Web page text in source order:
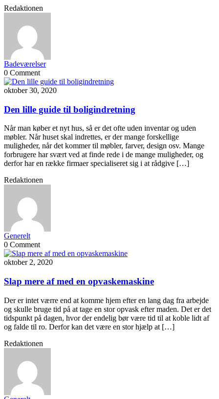
Redaktionen
Badeværelser
0 Comment
oktober 30, 2020
Den lille guide til boligindretning
Når man køber et nyt hus, så er det ofte uden inventar og uden
møbler. Når huset skal indrettes, er der mange forskellige
muligheder, når det kommer til møbler, farver, design osv. Mange
forbrugere har svært ved at finde rede i de mange muligheder, og
derfor har en række firmaer specialiseret sig i at rådgive […]
Redaktionen
Generelt
0 Comment
oktober 2, 2020
Slap mere af med en opvaskemaskine
Der er intet værre end at komme hjem efter en lang dag fra arbejde
og skulle bruge tid på at tage en stor opvask efter maden. Det er det
tidspunkt på dagen, hvor der endelig bør være tid til at koble lidt af
og falde til ro. Derfor kan det være en stor hjælp at […]
Redaktionen